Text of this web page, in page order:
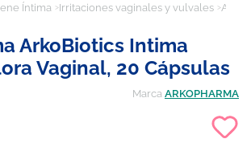
Íntima Irritaciones vaginales y vulvales
ArkoBiotics Intima
Vaginal, 20 Cápsulas
Marca ARKOPHARMA